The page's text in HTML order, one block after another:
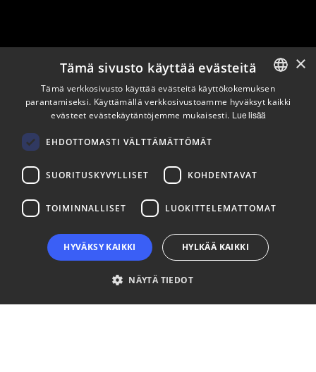
Pysy ajan tasalla
Tilaa uutiskirjeemme
Seuraa meitä
LinkedIn Facebook Instagram
ENGLISH
×
Tämä sivusto käyttää evästeitä
Tämä verkkosivusto käyttää evästeitä käyttökokemuksen
parantamiseksi. Käyttämällä verkkosivustoamme hyväksyt kaikki
evästeet evästekäytäntöjemme mukaisesti. Lue lisää
EHDOTTOMASTI VÄLTTÄMÄTTÖMÄT
SUORITUSKYVYLLISET KOHDENTAVAT
TOIMINNALLISET LUOKITTELEMATTOMAT
HYVÄKSY KAIKKI HYLKÄÄ KAIKKI
NÄYTÄ TIEDOT